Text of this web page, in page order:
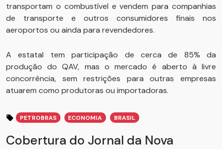
transportam o combustível e vendem para companhias
de transporte e outros consumidores finais nos
aeroportos ou ainda para revendedores.
A estatal tem participação de cerca de 85% da
produção do QAV, mas o mercado é aberto à livre
concorrência, sem restrições para outras empresas
atuarem como produtoras ou importadoras.
PETROBRAS ECONOMIA BRASIL
Cobertura do Jornal da Nova